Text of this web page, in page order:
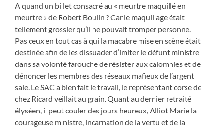
A quand un billet consacré au « meurtre maquillé en
meurtre » de Robert Boulin ? Car le maquillage était
tellement grossier qu’il ne pouvait tromper personne.
Pas ceux en tout cas à qui la macabre mise en scène était
destinée afin de les dissuader d’imiter le défunt ministre
dans sa volonté farouche de résister aux calomnies et de
dénoncer les membres des réseaux mafieux de l’argent
sale. Le SAC a bien fait le travail, le représentant corse de
chez Ricard veillait au grain. Quant au dernier retraité
élyséen, il peut couler des jours heureux, Alliot Marie la
courageuse ministre, incarnation de la vertu et de la